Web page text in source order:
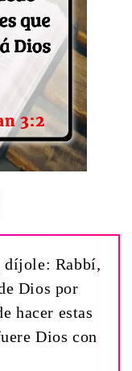
díjole: Rabbí,
Dios por
hacer estas
Dios con